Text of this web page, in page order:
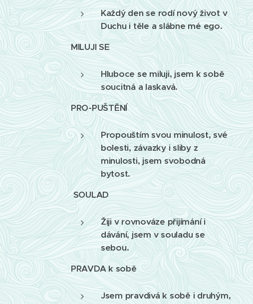
Každý den se rodí nový život v
Duchu i těle a slábne mé ego.
MILUJI SE
Hluboce se miluji, jsem k sobě
soucitná a laskavá.
PRO-PUŠTĚNÍ
Propouštím svou minulost, své
bolesti, závazky i sliby z
minulosti, jsem svobodná
bytost.
SOULAD
Žiji v rovnováze přijímání i
dávání, jsem v souladu se
sebou.
PRAVDA k sobě
Jsem pravdivá k sobě i druhým,